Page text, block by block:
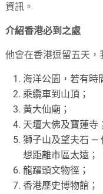
資訊。
介紹香港必到之處
他會在香港逗留五天，
海洋公園，若有時
乘纜車到山頂；
黃大仙廟；
天壇大佛及寶蓮寺
獅子山及望夫石 —
想距離市區太遠；
龍躍頭文物徑；
香港歷史博物館；